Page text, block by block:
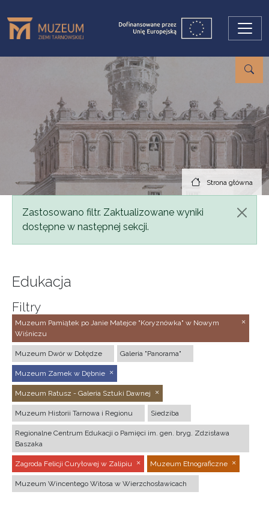
Strona główna
Komunikat
Zastosowano filtr. Zaktualizowane wyniki
dostępne w następnej sekcji.
Edukacja
Filtry
Muzeum Pamiątek po Janie Matejce "Koryznówka" w Nowym
Wiśniczu
Muzeum Dwór w Dołędze Galeria "Panorama"
Muzeum Zamek w Dębnie
Muzeum Ratusz - Galeria Sztuki Dawnej
Muzeum Historii Tarnowa i Regionu Siedziba
Regionalne Centrum Edukacji o Pamięci im. gen. bryg. Zdzisława
Baszaka
Zagroda Felicji Curyłowej w Zalipiu Muzeum Etnograficzne
Muzeum Wincentego Witosa w Wierzchosławicach